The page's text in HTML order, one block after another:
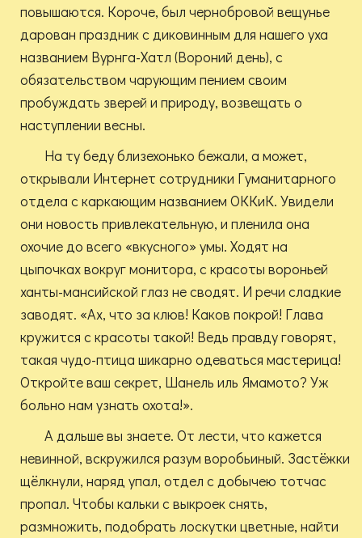
повышаются. Короче, был чернобровой вещунье
дарован праздник с диковинным для нашего уха
названием Вурнга-Хатл (Вороний день), с
обязательством чарующим пением своим
пробуждать зверей и природу, возвещать о
наступлении весны.
На ту беду близехонько бежали, а может,
открывали Интернет сотрудники Гуманитарного
отдела с каркающим названием ОККиК. Увидели
они новость привлекательную, и пленила она
охочие до всего «вкусного» умы. Ходят на
цыпочках вокруг монитора, с красоты вороньей
ханты-мансийской глаз не сводят. И речи сладкие
заводят. «Ах, что за клюв! Каков покрой! Глава
кружится с красоты такой! Ведь правду говорят,
такая чудо-птица шикарно одеваться мастерица!
Откройте ваш секрет, Шанель иль Ямамото? Уж
больно нам узнать охота!».
А дальше вы знаете. От лести, что кажется
невинной, вскружился разум воробьиный. Застёжки
щёлкнули, наряд упал, отдел с добычею тотчас
пропал. Чтобы кальки с выкроек снять,
размножить, подобрать лоскутки цветные, найти